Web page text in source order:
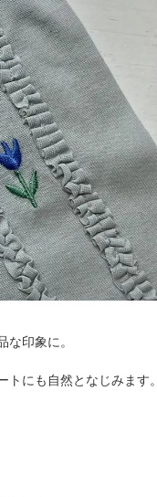
印象に。
にも自然となじみます。